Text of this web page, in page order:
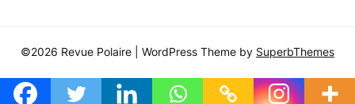
©2026 Revue Polaire | WordPress Theme by SuperbThemes